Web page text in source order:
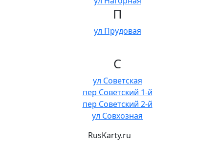
П
ул Прудовая
С
ул Советская
пер Советский 1-й
пер Советский 2-й
ул Совхозная
RusKarty.ru